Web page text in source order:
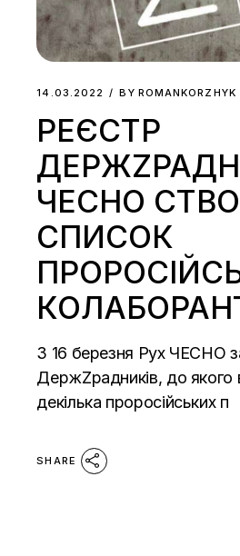
14.03.2022 BY ROMANKORZHYK
РЕЄСТР
ЧЕСНО
СПИСОК
З 16 березня Рух ЧЕСНО
ДержZрадників, до якого
декілька проросійських п
SHARE